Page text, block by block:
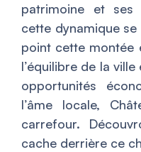
patrimoine et ses
cette dynamique
point cette montée
l’équilibre de la
opportunités
l’âme locale,
carrefour.
cache derrière ce